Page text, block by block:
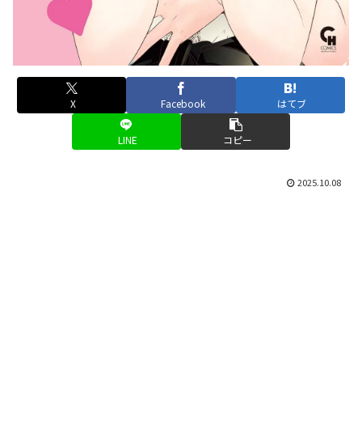
X Facebook はてブ
LINE コピー
2025.10.08